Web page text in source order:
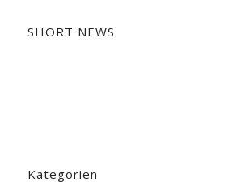
SHORT NEWS
Kategorien